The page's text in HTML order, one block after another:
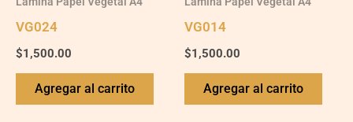
VG024
$1,500.00
Agregar al carrito
VG014
$1,500.00
Agregar al carrito